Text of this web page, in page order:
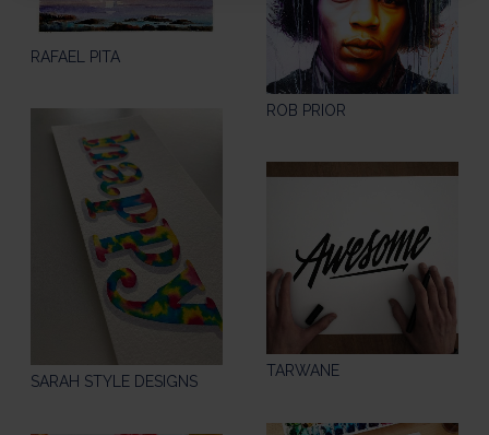
RAFAEL PITA
ROB PRIOR
SARAH STYLE DESIGNS
TARWANE